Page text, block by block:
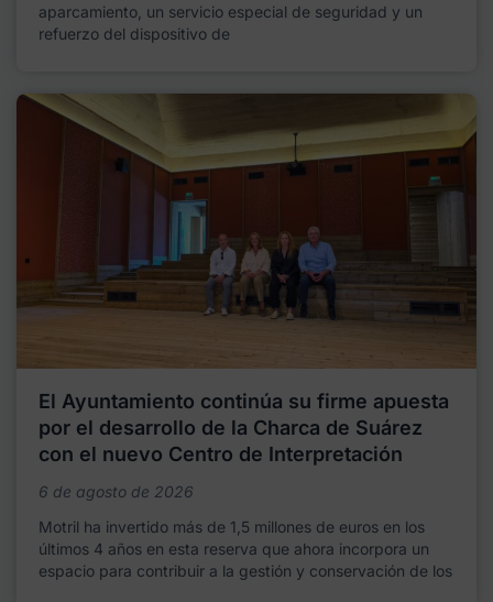
aparcamiento, un servicio especial de seguridad y un
refuerzo del dispositivo de
El Ayuntamiento continúa su firme apuesta
por el desarrollo de la Charca de Suárez
con el nuevo Centro de Interpretación
6 de agosto de 2026
Motril ha invertido más de 1,5 millones de euros en los
últimos 4 años en esta reserva que ahora incorpora un
espacio para contribuir a la gestión y conservación de los